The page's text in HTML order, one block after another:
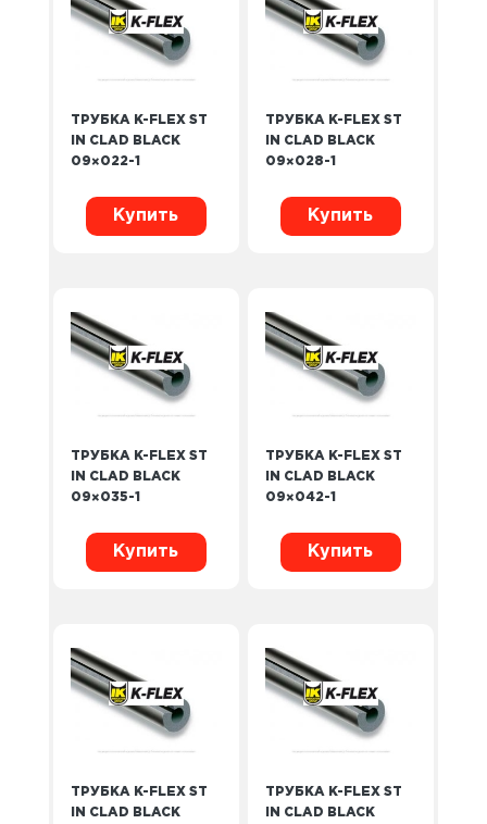
ТРУБКА K-FLEX ST
IN CLAD BLACK
09×022-1
Купить
ТРУБКА K-FLEX ST
IN CLAD BLACK
09×028-1
Купить
ТРУБКА K-FLEX ST
IN CLAD BLACK
09×035-1
Купить
ТРУБКА K-FLEX ST
IN CLAD BLACK
09×042-1
Купить
ТРУБКА K-FLEX ST
IN CLAD BLACK
ТРУБКА K-FLEX ST
IN CLAD BLACK